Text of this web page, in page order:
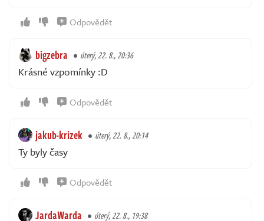
Odpovědět
bigzebra úterý, 22. 8., 20:36
Krásné vzpomínky :D
Odpovědět
jakub-krizek úterý, 22. 8., 20:14
Ty byly časy
Odpovědět
JardaWarda úterý, 22. 8., 19:38